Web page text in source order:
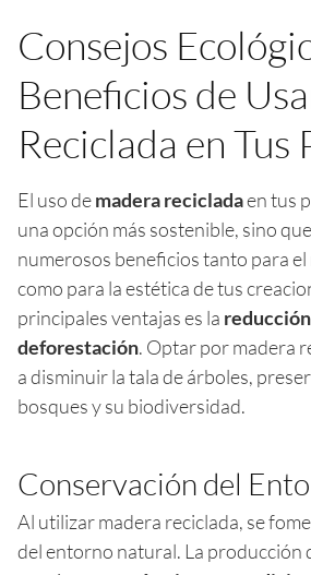
Consejos
Beneficios de
Reciclada en Tus
El uso demadera recicladaen tus
una opción más sostenible, sino
numerosos beneficios tanto para
como para la estética de tus
principales ventajas es la
deforestación. Optar por madera
a disminuir la tala de árboles,
bosques y su biodiversidad.
Conservación del
Al utilizar madera reciclada, se
del entorno natural. La producción